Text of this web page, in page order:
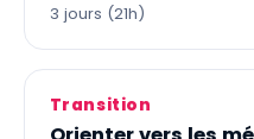
3 jours (21h)
Transition